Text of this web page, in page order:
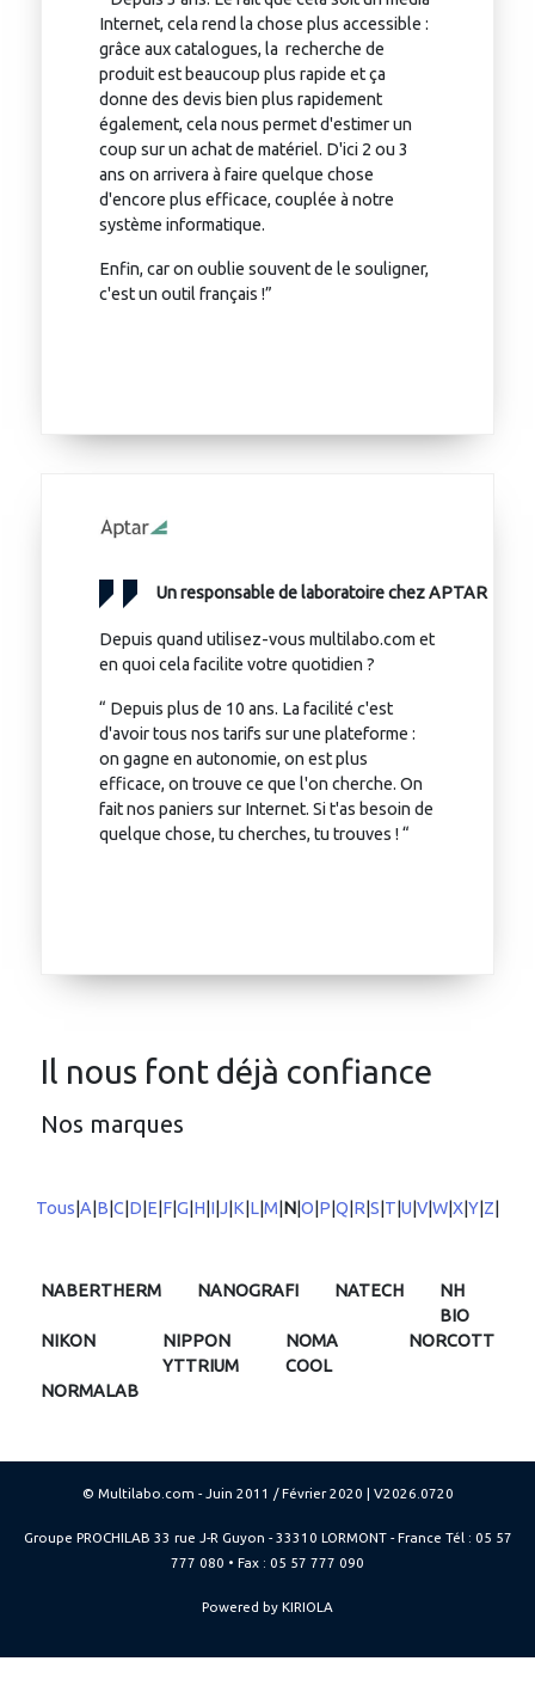
Internet, cela rend la chose plus accessible :
grâce aux catalogues, la recherche de
produit est beaucoup plus rapide et ça
donne des devis bien plus rapidement
également, cela nous permet d'estimer un
coup sur un achat de matériel. D'ici 2 ou 3
ans on arrivera à faire quelque chose
d'encore plus efficace, couplée à notre
système informatique.
Enfin, car on oublie souvent de le souligner,
c'est un outil français !”
Un responsable de laboratoire chez APTAR
Depuis quand utilisez-vous multilabo.com et
en quoi cela facilite votre quotidien ?
“ Depuis plus de 10 ans. La facilité c'est
d'avoir tous nos tarifs sur une plateforme :
on gagne en autonomie, on est plus
efficace, on trouve ce que l'on cherche. On
fait nos paniers sur Internet. Si t'as besoin de
quelque chose, tu cherches, tu trouves ! “
Il nous font déjà confiance
Nos marques
Tous A B C D E F G H I J K L M N O P Q R S T U V W X Y Z
NABERTHERM NANOGRAFI NATECH
NH
BIO
NIKON
NIPPON
YTTRIUM
NOMA
COOL
NORCOTT
NORMALAB
© Multilabo.com - Juin 2011 / Février 2020 | V2026.0720
Groupe PROCHILAB 33 rue J-R Guyon - 33310 LORMONT - France Tél : 05 57
777 080 • Fax : 05 57 777 090
Powered by KIRIOLA